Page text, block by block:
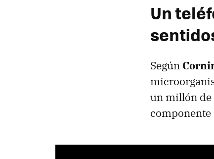
Un
Según
un millón de